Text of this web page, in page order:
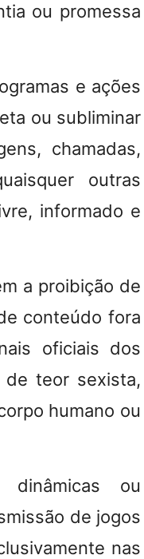
ou promessa
e ações
ou subliminar
chamadas,
outras
informado e
a proibição de
conteúdo fora
oficiais dos
de teor sexista,
humano ou
dinâmicas ou
de jogos
nas